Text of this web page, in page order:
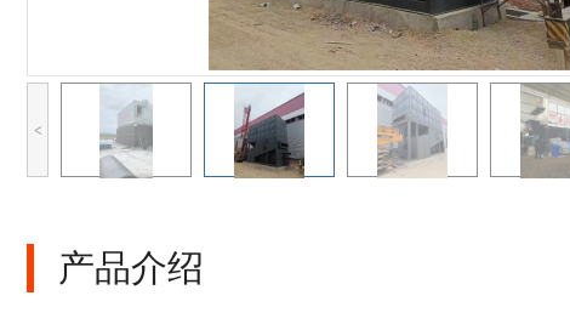
<
产品介绍